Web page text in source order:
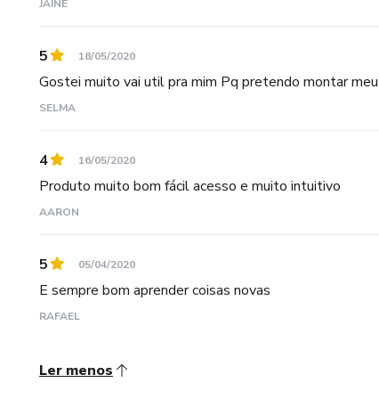
JAINE
5 18/05/2020
Gostei muito vai util pra mim Pq pretendo montar
SELMA
4 16/05/2020
Produto muito bom fácil acesso e muito intuitivo
AARON
5 05/04/2020
E sempre bom aprender coisas novas
RAFAEL
Ler menos